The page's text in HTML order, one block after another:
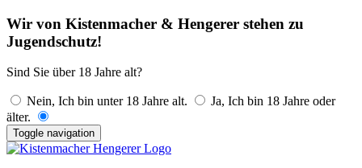
Wir von Kistenmacher & Hengerer stehen zu
Jugendschutz!
Sind Sie über 18 Jahre alt?
Nein, Ich bin unter 18 Jahre alt.
Ja, Ich bin 18 Jahre oder
älter.
Toggle navigation